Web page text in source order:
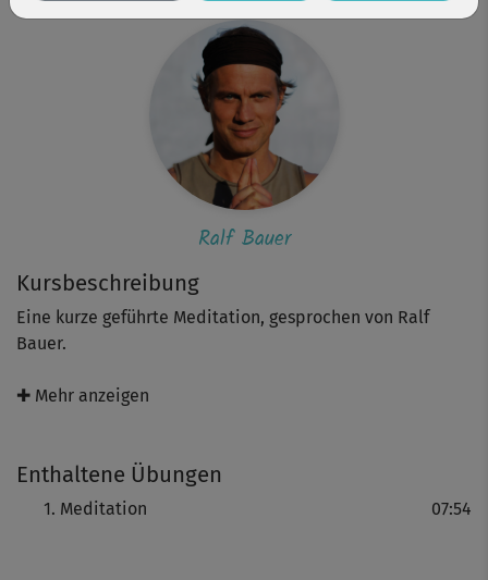
Kursbeschreibung
Eine kurze geführte Meditation, gesprochen von Ralf
Bauer.
Den Kopf freimachen, die Gedanken ziehen lassen,
mit Ralf Bauer 2" eine echte Wohltat.
✚ Mehr anzeigen
Enthaltene Übungen
Meditation 07:54
Ralf Bauer